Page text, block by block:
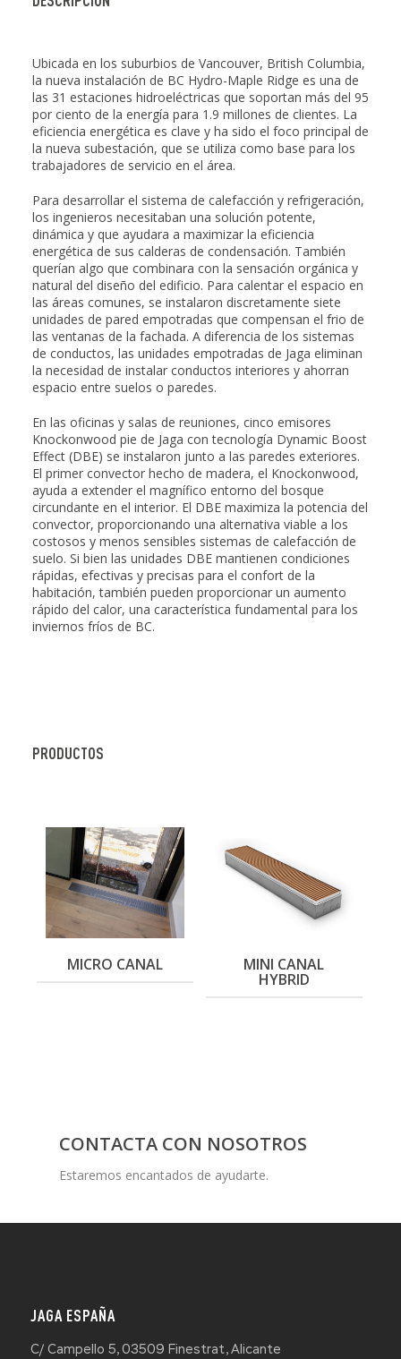
Ubicada en los suburbios de Vancouver, British Columbia,
la nueva instalación de BC Hydro-Maple Ridge es una de
las 31 estaciones hidroeléctricas que soportan más del 95
por ciento de la energía para 1.9 millones de clientes. La
eficiencia energética es clave y ha sido el foco principal de
la nueva subestación, que se utiliza como base para los
trabajadores de servicio en el área.
Para desarrollar el sistema de calefacción y refrigeración,
los ingenieros necesitaban una solución potente,
dinámica y que ayudara a maximizar la eficiencia
energética de sus calderas de condensación. También
querían algo que combinara con la sensación orgánica y
natural del diseño del edificio. Para calentar el espacio en
las áreas comunes, se instalaron discretamente siete
unidades de pared empotradas que compensan el frio de
las ventanas de la fachada. A diferencia de los sistemas
de conductos, las unidades empotradas de Jaga eliminan
la necesidad de instalar conductos interiores y ahorran
espacio entre suelos o paredes.
En las oficinas y salas de reuniones, cinco emisores
Knockonwood pie de Jaga con tecnología Dynamic Boost
Effect (DBE) se instalaron junto a las paredes exteriores.
El primer convector hecho de madera, el Knockonwood,
ayuda a extender el magnífico entorno del bosque
circundante en el interior. El DBE maximiza la potencia del
convector, proporcionando una alternativa viable a los
costosos y menos sensibles sistemas de calefacción de
suelo. Si bien las unidades DBE mantienen condiciones
rápidas, efectivas y precisas para el confort de la
habitación, también pueden proporcionar un aumento
rápido del calor, una característica fundamental para los
inviernos fríos de BC.
PRODUCTOS
MICRO CANAL MINI CANAL
HYBRID
CONTACTA CON NOSOTROS
Estaremos encantados de ayudarte.
JAGA ESPAÑA
C/ Campello 5, 03509 Finestrat, Alicante